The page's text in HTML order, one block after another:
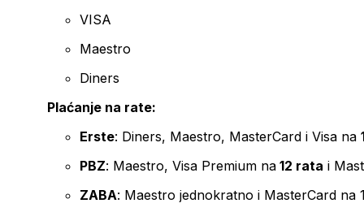
VISA
Maestro
Diners
Plaćanje na rate:
Erste: Diners, Maestro, MasterCard i Visa na
PBZ: Maestro, Visa Premium na 12 rata i
ZABA: Maestro jednokratno i MasterCard na